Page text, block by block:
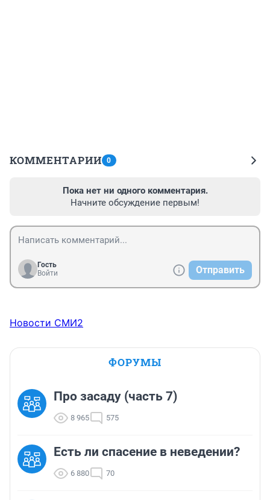
КОММЕНТАРИИ 0
Пока нет ни одного комментария.
Начните обсуждение первым!
Гость
Войти
Отправить
Новости СМИ2
ФОРУМЫ
Про засаду (часть 7)
8 965 575
Есть ли спасение в неведении?
6 880 70